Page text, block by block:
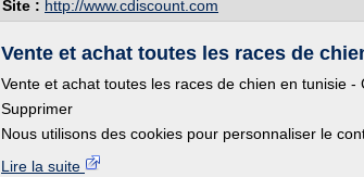
Site : http://www.cdiscount.com
Vente et achat toutes les races de
Vente et achat toutes les races de chien en tunisie
Supprimer
Nous utilisons des cookies pour personnaliser le
Lire la suite